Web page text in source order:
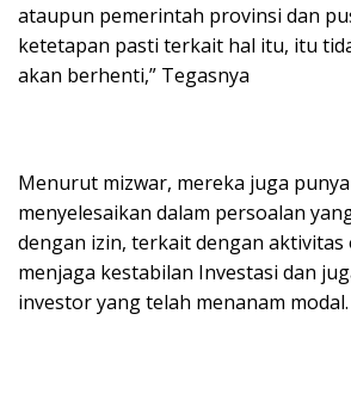
ataupun pemerintah provinsi dan
ketetapan pasti terkait hal itu, itu
akan berhenti,” Tegasnya
Menurut mizwar, mereka juga
menyelesaikan dalam persoalan
dengan izin, terkait dengan aktivitas
menjaga kestabilan Investasi dan
investor yang telah menanam modal.